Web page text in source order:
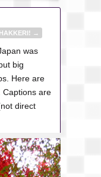
→
was
big
Here are
Captions are
direct